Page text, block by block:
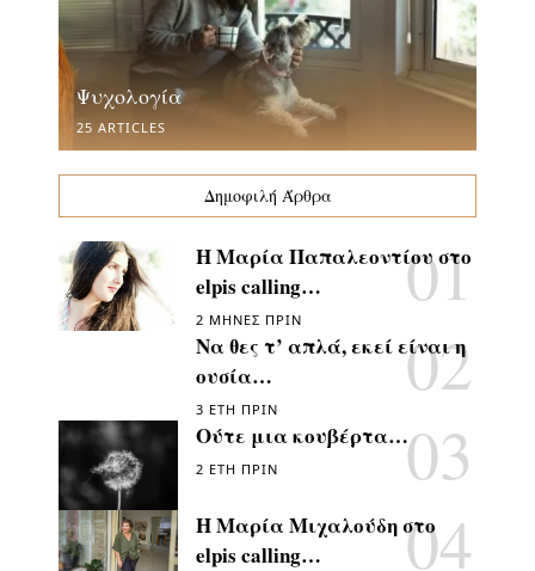
Ψυχολογία
25 ARTICLES
Δημοφιλή Άρθρα
Η Μαρία Παπαλεοντίου στο
elpis calling…
2 ΜΉΝΕΣ ΠΡΙΝ
Να θες τ’ απλά, εκεί είναι η
ουσία…
3 ΈΤΗ ΠΡΙΝ
Ούτε μια κουβέρτα…
2 ΈΤΗ ΠΡΙΝ
Η Μαρία Μιχαλούδη στο
elpis calling…